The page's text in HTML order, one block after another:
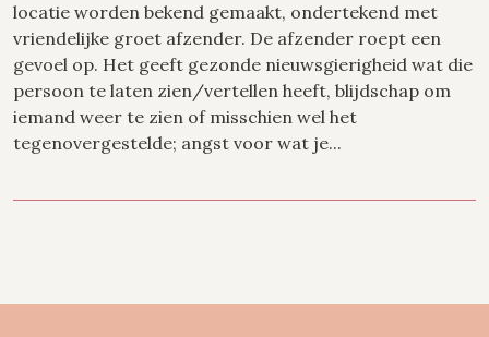
locatie worden bekend gemaakt, ondertekend met
vriendelijke groet afzender. De afzender roept een
gevoel op. Het geeft gezonde nieuwsgierigheid wat die
persoon te laten zien/vertellen heeft, blijdschap om
iemand weer te zien of misschien wel het
tegenovergestelde; angst voor wat je...